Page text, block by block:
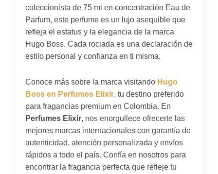
coleccionista de 75 ml en concentración Eau de
Parfum, este perfume es un lujo asequible que
refleja el estatus y la elegancia de la marca
Hugo Boss. Cada rociada es una declaración de
estilo personal y confianza en ti misma.
Conoce más sobre la marca visitando Hugo
Boss en Perfumes Elixir, tu destino preferido
para fragancias premium en Colombia. En
Perfumes Elixir, nos enorgullece ofrecerte las
mejores marcas internacionales con garantía de
autenticidad, atención personalizada y envíos
rápidos a todo el país. Confía en nosotros para
encontrar la fragancia perfecta que refleje tu